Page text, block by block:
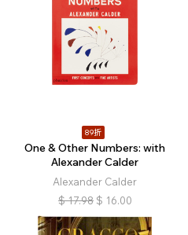
89折
One & Other Numbers: with
Alexander Calder
Alexander Calder
$ 17.98 $ 16.00